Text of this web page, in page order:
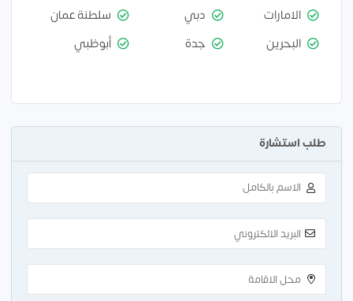
الامارات
دبي
سلطنة عمان
البحرين
جدة أبوظبي
طلب استشارة